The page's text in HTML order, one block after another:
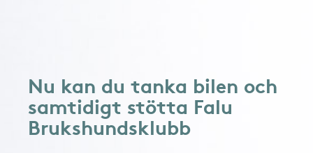
Nu kan du tanka bilen och
samtidigt stötta Falu
Brukshundsklubb